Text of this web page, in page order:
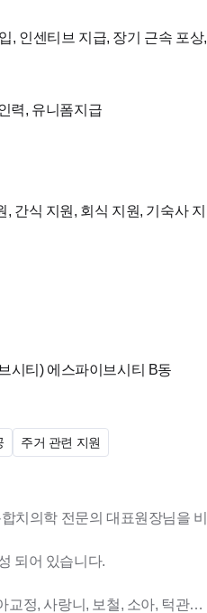
, 인센티브 지급, 장기 근속 포상,
력, 유니폼지급
간식 지원, 회식 지원, 기숙사 지
시티) 에스파이브시티 B동
주거 관련 지원
치의학 전문의 대표원장님을 비
되어 있습니다.
정, 사랑니, 보철, 소아, 턱관절,